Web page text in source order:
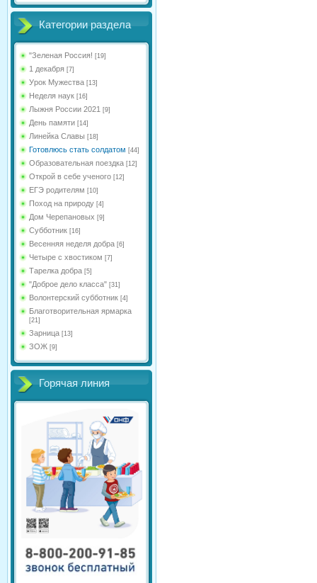
Категории раздела
"Зеленая Россия! [19]
1 декабря [7]
Урок Мужества [13]
Неделя наук [16]
Лыжня России 2021 [9]
День памяти [14]
Линейка Славы [18]
Готовлюсь стать солдатом [44]
Образовательная поездка [12]
Открой в себе ученого [12]
ЕГЭ родителям [10]
Поход на природу [4]
Дом Черепановых [9]
Субботник [16]
Весенняя неделя добра [6]
Четыре с хвостиком [7]
Тарелка добра [5]
"Доброе дело класса" [31]
Волонтерский субботник [4]
Благотворительная ярмарка
[21]
Зарница [13]
ЗОЖ [9]
Горячая линия